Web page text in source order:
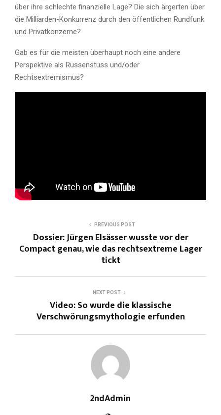
über ihre schlechte finanzielle Lage? Die sich ärgerten über
die Milliarden-Konkurrenz durch den öffentlichen Rundfunk
und Privatkonzerne?
Gab es für die meisten überhaupt noch eine andere
Perspektive als Russenstuss und/oder
Rechtsextremismus?
PREVIOUS POST
Dossier: Jürgen Elsässer wusste vor der
Compact genau, wie das rechtsextreme Lager
tickt
NEXT POST
Video: So wurde die klassische
Verschwörungsmythologie erfunden
2ndAdmin